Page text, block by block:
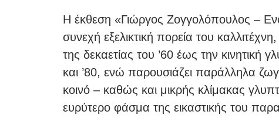
Η έκθεση «Γιώργος Ζογγολόπουλος –
συνεχή εξελικτική πορεία του
της δεκαετίας του ’60 έως την κινητική
και ’80, ενώ παρουσιάζει παράλληλα
κοινό – καθώς και μικρής κλίμακας
ευρύτερο φάσμα της εικαστικής του